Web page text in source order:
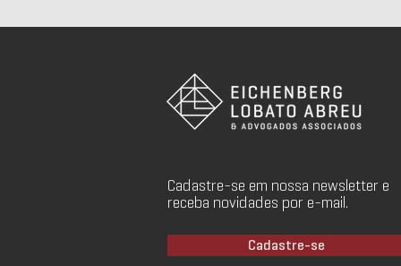
Cadastre-se em nossa newsletter e
receba novidades por e-mail.
Cadastre-se